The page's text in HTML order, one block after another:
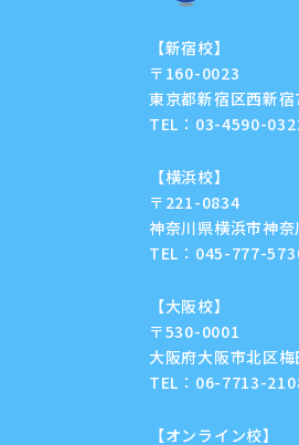
【新宿校】
〒160-0023
東京都新宿区西新
TEL： 03-4590-
【横浜校】
〒221-0834
神奈川県横浜市神
TEL： 045-777-
【大阪校】
〒530-0001
大阪府大阪市北区
TEL： 06-7713-
【オンライン校】